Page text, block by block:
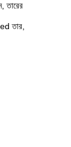
তারের
তার,